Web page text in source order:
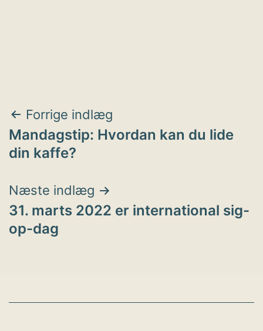
Indlægsnavigation
Forrige indlæg
Mandagstip: Hvordan kan du lide
din kaffe?
Næste indlæg
31. marts 2022 er international sig-
op-dag